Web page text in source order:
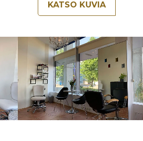
KATSO KUVIA